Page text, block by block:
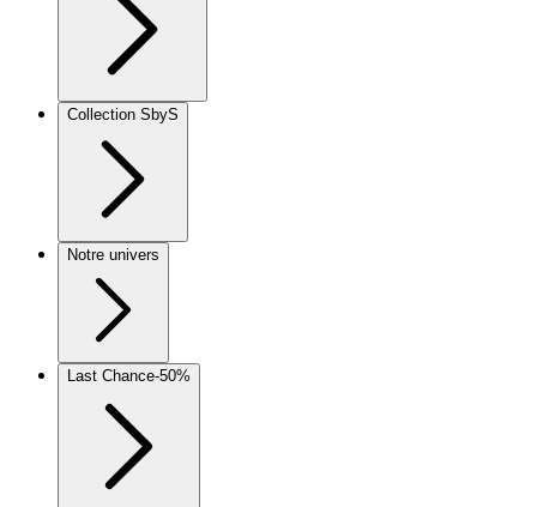
Collection SbyS
Notre univers
Last Chance-50%